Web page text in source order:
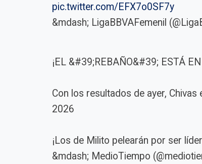
pic.twitter.com/EFX7o0SF7y
&mdash; LigaBBVAFemenil
¡EL &#39;REBAÑO&#39; ESTÁ
Con los resultados de ayer,
2026
¡Los de Milito pelearán por ser
&mdash; MedioTiempo